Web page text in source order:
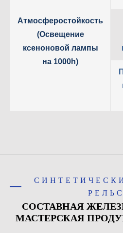
Атмосферостойкость
(Освещение
ксеноновой лампы
на 1000h)
СОСТАВНАЯ
МАСТЕРСКАЯ